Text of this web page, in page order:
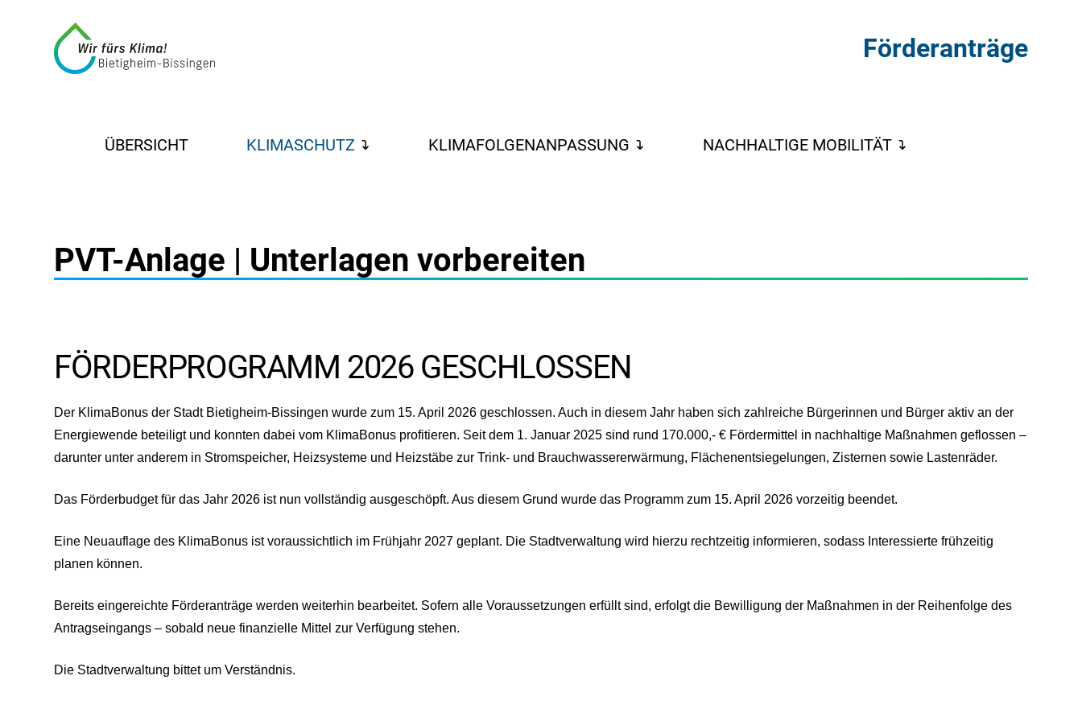
Förderanträge
ÜBERSICHT KLIMASCHUTZ KLIMAFOLGENANPASSUNG NACHHALTIGE MOBILITÄT
PVT-Anlage | Unterlagen vorbereiten
FÖRDERPROGRAMM 2026 GESCHLOSSEN
Der KlimaBonus der Stadt Bietigheim-Bissingen wurde zum 15. April 2026 geschlossen. Auch in diesem Jahr haben sich zahlreiche Bürgerinnen und Bürger aktiv an der
Energiewende beteiligt und konnten dabei vom KlimaBonus profitieren. Seit dem 1. Januar 2025 sind rund 170.000,- € Fördermittel in nachhaltige Maßnahmen geflossen –
darunter unter anderem in Stromspeicher, Heizsysteme und Heizstäbe zur Trink- und Brauchwassererwärmung, Flächenentsiegelungen, Zisternen sowie Lastenräder.
Das Förderbudget für das Jahr 2026 ist nun vollständig ausgeschöpft. Aus diesem Grund wurde das Programm zum 15. April 2026 vorzeitig beendet.
Eine Neuauflage des KlimaBonus ist voraussichtlich im Frühjahr 2027 geplant. Die Stadtverwaltung wird hierzu rechtzeitig informieren, sodass Interessierte frühzeitig
planen können.
Bereits eingereichte Förderanträge werden weiterhin bearbeitet. Sofern alle Voraussetzungen erfüllt sind, erfolgt die Bewilligung der Maßnahmen in der Reihenfolge des
Antragseingangs – sobald neue finanzielle Mittel zur Verfügung stehen.
Die Stadtverwaltung bittet um Verständnis.